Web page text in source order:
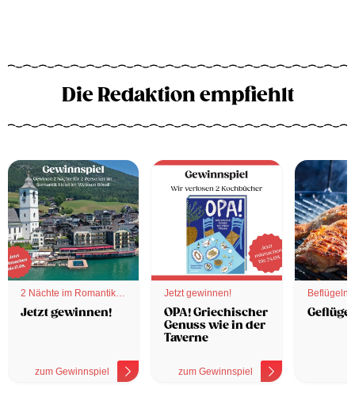
Die Redaktion empfiehlt
2 Nächte im Romantik
Hotel
Jetzt gewinnen!
zum Gewinnspiel
Jetzt gewinnen!
OPA! Griechischer
Genuss wie in der
Taverne
zum Gewinnspiel